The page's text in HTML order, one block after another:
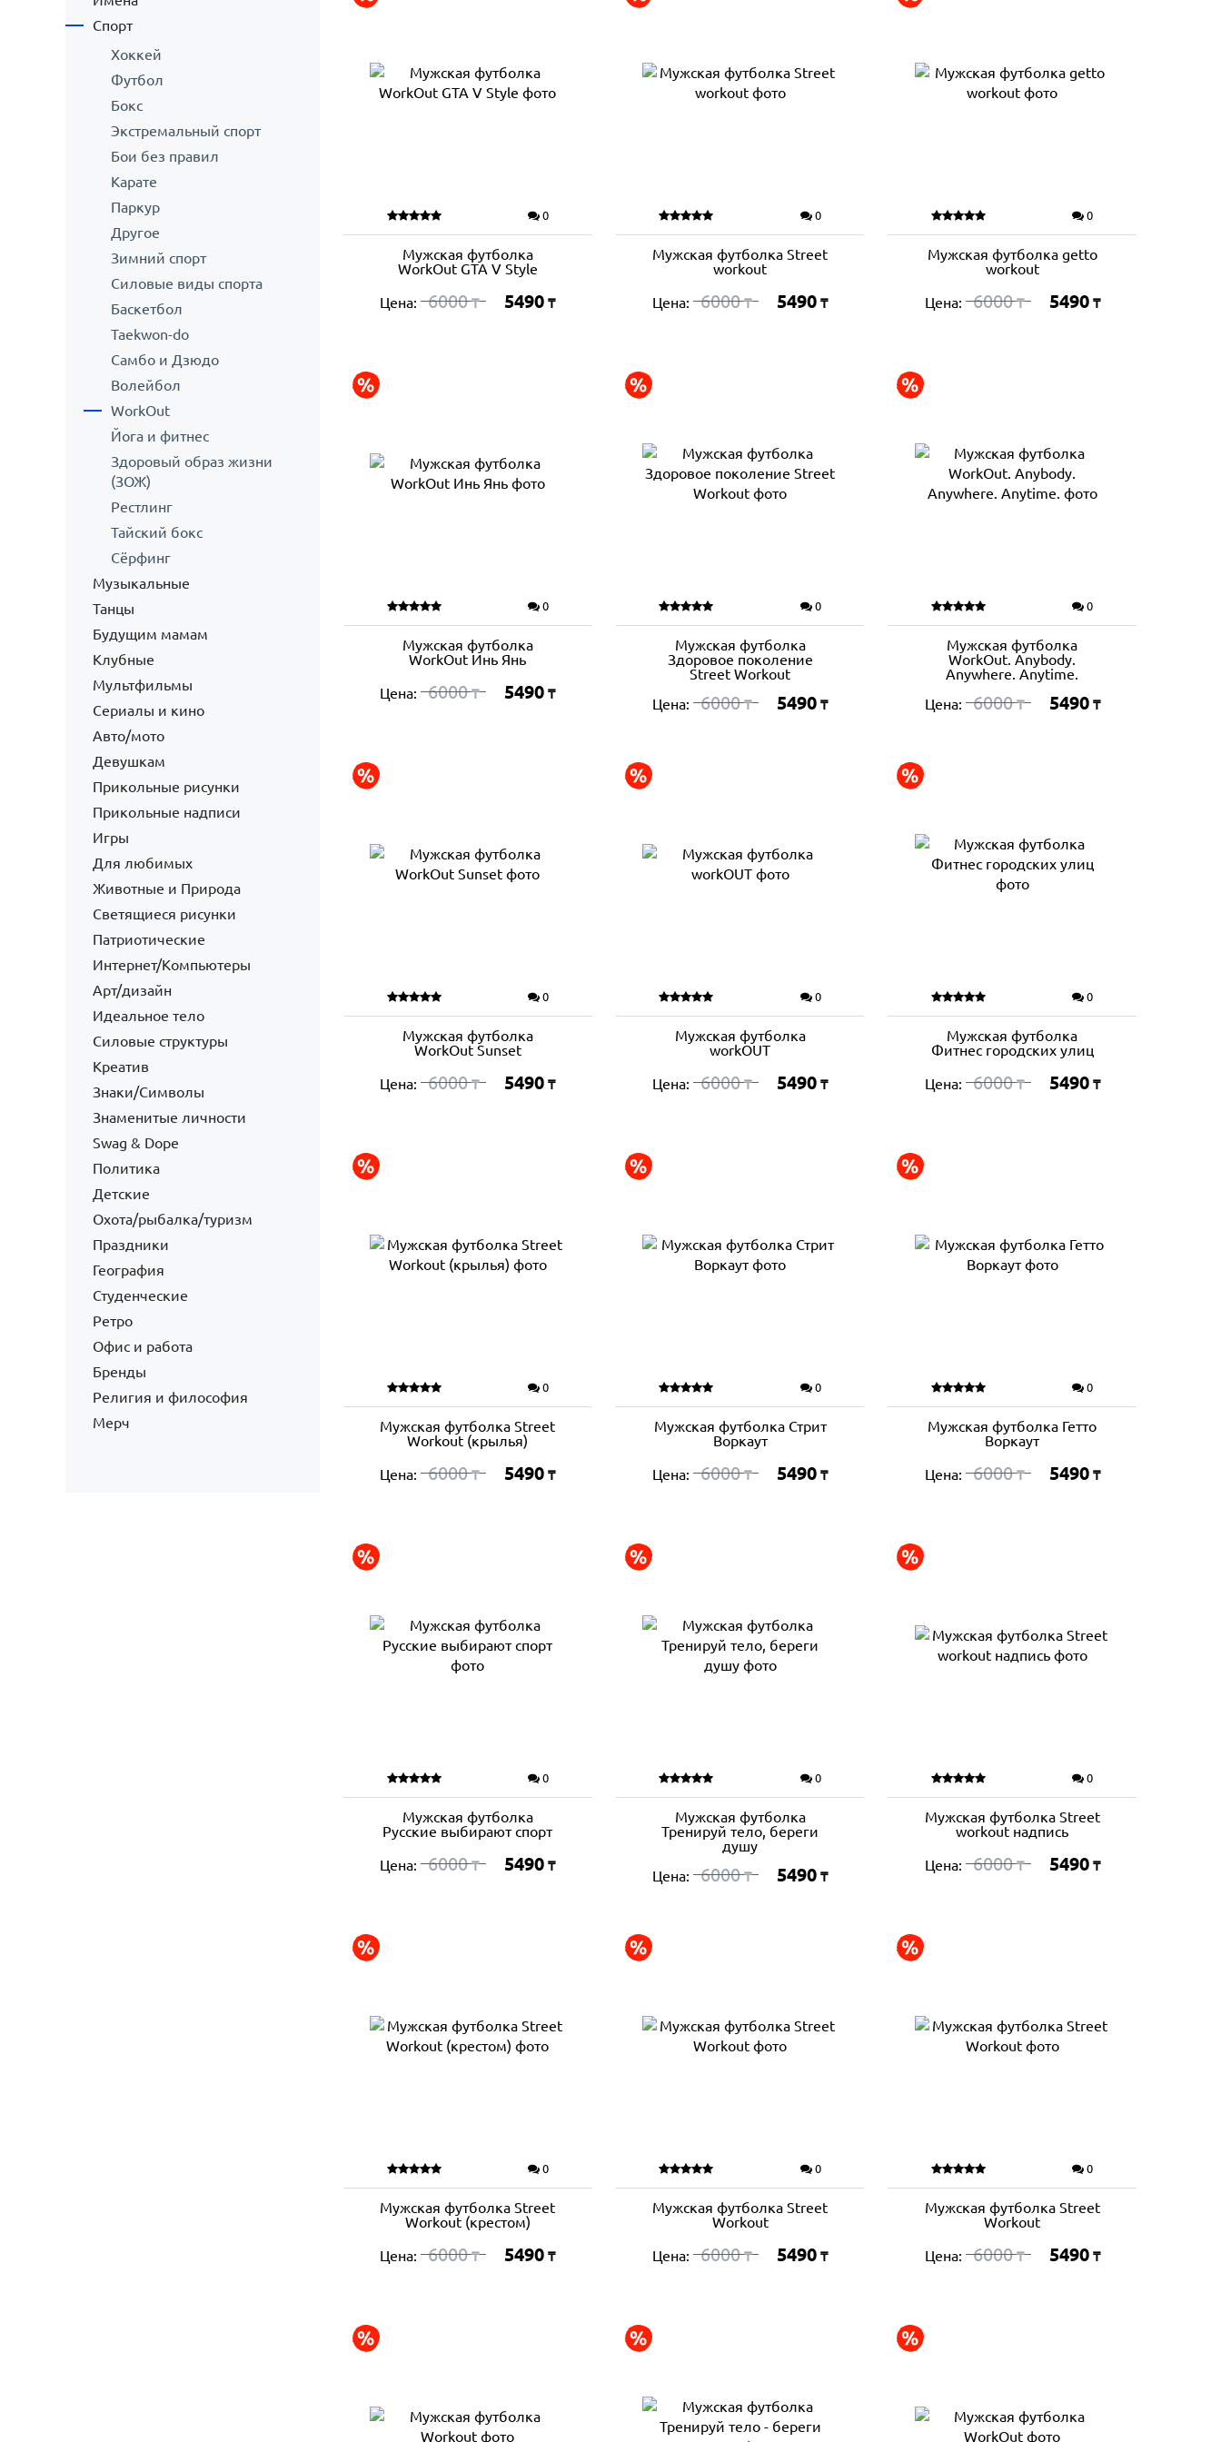
Спорт
Хоккей
Футбол
Бокс
Экстремальный спорт
Бои без правил
Карате
Паркур
Другое
Зимний спорт
Силовые виды спорта
Баскетбол
Taekwon-do
Самбо и Дзюдо
Волейбол
WorkOut
Йога и фитнес
Здоровый образ жизни
(ЗОЖ)
Рестлинг
Тайский бокс
Сёрфинг
Музыкальные
Танцы
Будущим мамам
Клубные
Мультфильмы
Сериалы и кино
Авто/мото
Девушкам
Прикольные рисунки
Прикольные надписи
Игры
Для любимых
Животные и Природа
Светящиеся рисунки
Патриотические
Интернет/Компьютеры
Арт/дизайн
Идеальное тело
Силовые структуры
Креатив
Знаки/Символы
Знаменитые личности
Swag & Dope
Политика
Детские
Охота/рыбалка/туризм
Праздники
География
Студенческие
Ретро
Офис и работа
Бренды
Религия и философия
Мерч
0
Мужская футболка
WorkOut GTA V Style
Цена: 6000₸ 5490 ₸
0
Мужская футболка Street
workout
Цена: 6000₸ 5490 ₸
0
Мужская футболка getto
workout
Цена: 6000₸ 5490 ₸
0
Мужская футболка
WorkOut Инь Янь
Цена: 6000₸ 5490 ₸
0
Мужская футболка
Здоровое поколение
Street Workout
Цена: 6000₸ 5490 ₸
0
Мужская футболка
WorkOut. Anybody.
Anywhere. Anytime.
Цена:
6000₸ 5490 ₸
0
Мужская футболка
WorkOut Sunset
Цена: 6000₸ 5490 ₸
0
Мужская футболка
workOUT
Цена: 6000₸ 5490 ₸
0
Мужская футболка
Фитнес городских улиц
Цена: 6000₸ 5490 ₸
0
Мужская футболка Street
Workout (крылья)
Цена: 6000₸ 5490 ₸
0
Мужская футболка Стрит
Воркаут
Цена: 6000₸ 5490 ₸
0
Мужская футболка Гетто
Воркаут
Цена: 6000₸ 5490 ₸
0
Мужская футболка
Русские выбирают спорт
Цена: 6000₸ 5490 ₸
0
Мужская футболка
Тренируй тело, береги
душу
Цена: 6000₸ 5490 ₸
0
Мужская футболка Street
workout надпись
Цена: 6000₸ 5490 ₸
0
Мужская футболка Street
Workout (крестом)
Цена: 6000₸ 5490 ₸
0
Мужская футболка Street
Workout
Цена: 6000₸ 5490 ₸
0
Мужская футболка Street
Workout
Цена: 6000₸ 5490 ₸